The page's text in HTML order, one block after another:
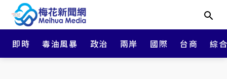
即時 毒油風暴 政治 兩岸 國際 台商 綜